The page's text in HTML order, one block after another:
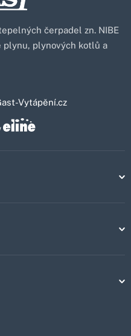
čerpadel zn. NIBE
plynu, plynových kotlů a
Vytápění.cz